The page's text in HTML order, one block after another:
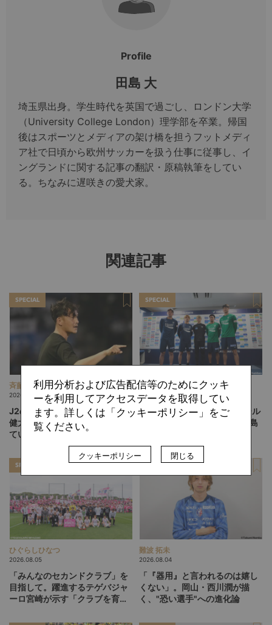
Profile
田島 大
埼玉県出身。学生時代を英国で過ごし、ロンドン大学
（University College London）理学部を卒業。帰国
後はスポーツとメディアの架け橋を担うフットメディ
ア社で日頃から欧州サッカーを扱う仕事に従事し、イ
ングランドに関する記事の翻訳・原稿執筆をしてい
る。ちなみに遅咲きの愛犬家。
関連記事
SPECIAL
斉藤 宏則
2026.08.07
J2のトレンドに抗う札幌の川井
健太スタイル。「相手を突破し
ていく」鍵は多彩なWG陣の仕
SPECIAL
柏原 敏
2026.08.06
「13人、14人」のフットボール
は実現するか。吉本監督の徳島
SPECIAL
ひぐらしひなつ
2026.08.05
「みんなのセカンドクラブ」を
目指して。躍進するテゲバジャ
ーロ宮崎が示す「クラブを育て
SPECIAL
難波 拓未
2026.08.04
「『器用』と言われるのは嬉し
くない」。岡山・西川潤が描
く、"恐い選手"への進化論
利用分析および広告配信等のためにクッキ
ーを利用してアクセスデータを取得してい
ます。詳しくは「クッキーポリシー」をご
覧ください。
クッキーポリシー 閉じる